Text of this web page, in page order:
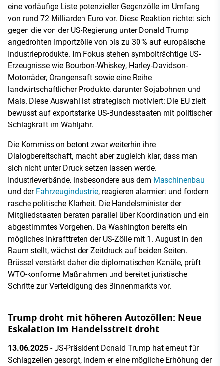
eine vorläufige Liste potenzieller Gegenzölle im Umfang
von rund 72 Milliarden Euro vor. Diese Reaktion richtet sich
gegen die von der US-Regierung unter Donald Trump
angedrohten Importzölle von bis zu 30 % auf europäische
Industrieprodukte. Im Fokus stehen symbolträchtige US-
Erzeugnisse wie Bourbon-Whiskey, Harley-Davidson-
Motorräder, Orangensaft sowie eine Reihe
landwirtschaftlicher Produkte, darunter Sojabohnen und
Mais. Diese Auswahl ist strategisch motiviert: Die EU zielt
bewusst auf exportstarke US-Bundesstaaten mit politischer
Schlagkraft im Wahljahr.
Die Kommission betont zwar weiterhin ihre
Dialogbereitschaft, macht aber zugleich klar, dass man
sich nicht unter Druck setzen lassen werde.
Industrieverbände, insbesondere aus dem Maschinenbau
und der Fahrzeugindustrie, reagieren alarmiert und fordern
rasche politische Klarheit. Die Handelsminister der
Mitgliedstaaten beraten parallel über Koordination und ein
abgestimmtes Vorgehen. Da Washington bereits ein
mögliches Inkrafttreten der US-Zölle mit 1. August in den
Raum stellt, wächst der Zeitdruck auf beiden Seiten.
Brüssel verstärkt daher die diplomatischen Kanäle, prüft
WTO-konforme Maßnahmen und bereitet juristische
Schritte zur Verteidigung des Binnenmarkts vor.
Trump droht mit höheren Autozöllen: Neue
Eskalation im Handelsstreit droht
13.06.2025 - US-Präsident Donald Trump hat erneut für
Schlagzeilen gesorgt, indem er eine mögliche Erhöhung der